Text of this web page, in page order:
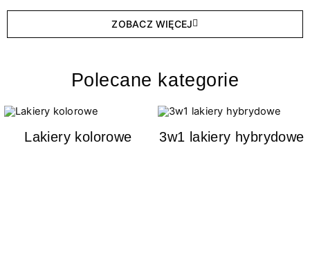
ZOBACZ WIĘCEJ
Polecane kategorie
Lakiery kolorowe 3w1 lakiery hybrydowe